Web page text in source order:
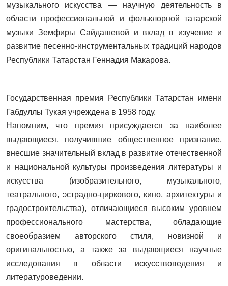
музыкального искусства –– научную деятельность в
области профессиональной и фольклорной татарской
музыки Земфиры Сайдашевой и вклад в изучение и
развитие песенно-инструментальных традиций народов
Республики Татарстан Геннадия Макарова.
Государственная премия Республики Татарстан имени
Габдуллы Тукая учреждена в 1958 году.
Напомним, что премия присуждается за наиболее
выдающиеся, получившие общественное признание,
внесшие значительный вклад в развитие отечественной
и национальной культуры произведения литературы и
искусства (изобразительного, музыкального,
театрального, эстрадно-циркового, кино, архитектуры и
градостроительства), отличающиеся высоким уровнем
профессионального мастерства, обладающие
своеобразием авторского стиля, новизной и
оригинальностью, а также за выдающиеся научные
исследования в области искусствоведения и
литературоведении.